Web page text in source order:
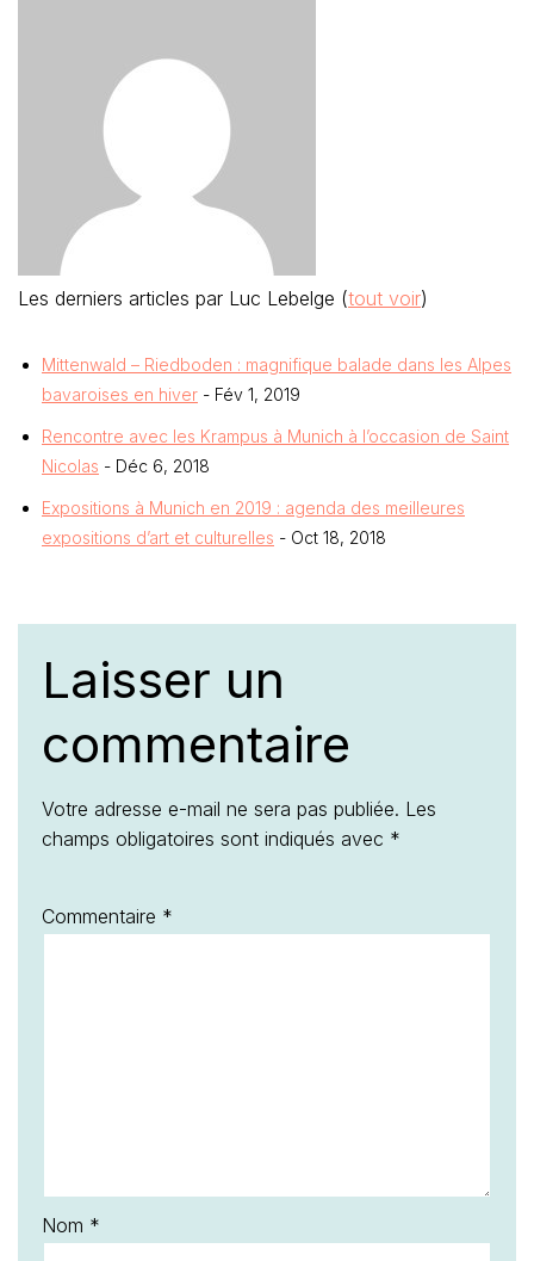
Les derniers articles par Luc Lebelge (tout voir)
Mittenwald – Riedboden : magnifique balade dans les Alpes
bavaroises en hiver - Fév 1, 2019
Rencontre avec les Krampus à Munich à l’occasion de Saint
Nicolas - Déc 6, 2018
Expositions à Munich en 2019 : agenda des meilleures
expositions d’art et culturelles - Oct 18, 2018
Laisser un
commentaire
Votre adresse e-mail ne sera pas publiée. Les
champs obligatoires sont indiqués avec *
Commentaire *
Nom *